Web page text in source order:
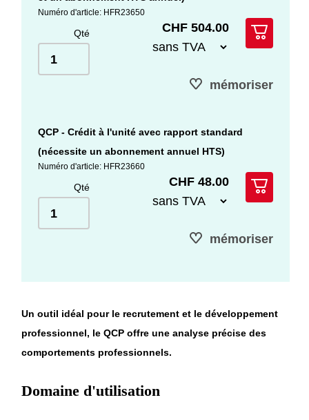
Numéro d'article: HFR23650
Qté CHF 504.00
mémoriser
QCP - Crédit à l'unité avec rapport standard
(nécessite un abonnement annuel HTS)
Numéro d'article: HFR23660
Qté CHF 48.00
mémoriser
Un outil idéal pour le recrutement et le développement
professionnel, le QCP offre une analyse précise des
comportements professionnels.
Domaine d'utilisation